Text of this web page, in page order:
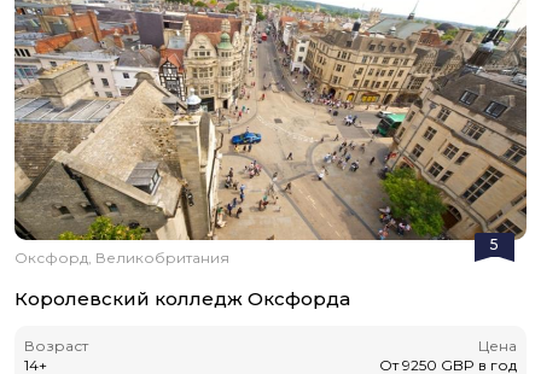
5
Оксфорд, Великобритания
Королевский колледж Оксфорда
Возраст
14+
Цена
От 9250 GBP в год